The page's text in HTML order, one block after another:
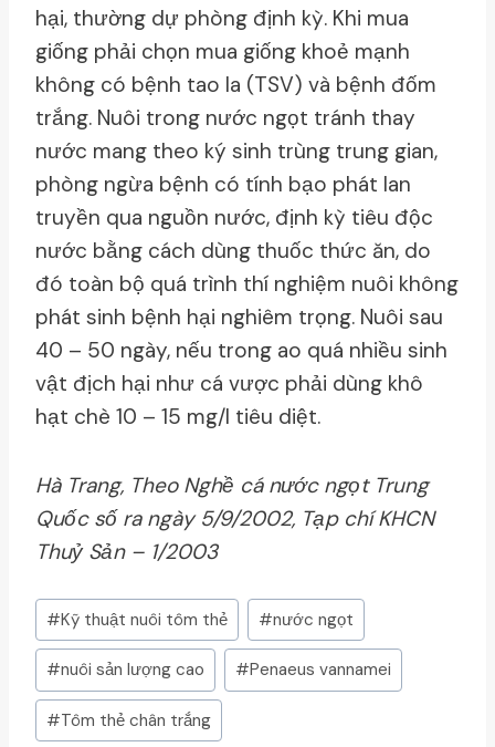
hại, thường dự phòng định kỳ. Khi mua
giống phải chọn mua giống khoẻ mạnh
không có bệnh tao la (TSV) và bệnh đốm
trắng. Nuôi trong nước ngọt tránh thay
nước mang theo ký sinh trùng trung gian,
phòng ngừa bệnh có tính bạo phát lan
truyền qua nguồn nước, định kỳ tiêu độc
nước bằng cách dùng thuốc thức ăn, do
đó toàn bộ quá trình thí nghiệm nuôi không
phát sinh bệnh hại nghiêm trọng. Nuôi sau
40 – 50 ngày, nếu trong ao quá nhiều sinh
vật địch hại như cá vược phải dùng khô
hạt chè 10 – 15 mg/l tiêu diệt.
Hà Trang, Theo Nghề cá nước ngọt Trung
Quốc số ra ngày 5/9/2002, Tạp chí KHCN
Thuỷ Sản – 1/2003
Post
Tags:
#Kỹ thuật nuôi tôm thẻ #nước ngọt
#nuôi sản lượng cao #Penaeus vannamei
#Tôm thẻ chân trắng